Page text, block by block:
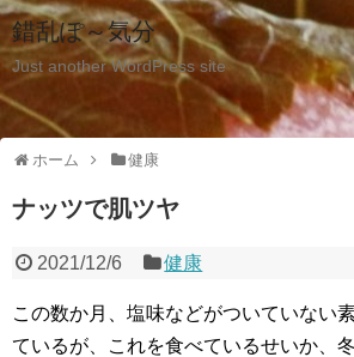
錯乱ぽ～気分
Just another WordPress site
ホーム 健康
ナッツで肌ツヤ
2021/12/6 健康
この数か月、塩味などがついていない
ているが、これを食べているせいか、